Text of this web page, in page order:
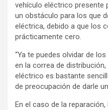
vehículo eléctrico presente
un obstáculo para los que
eléctrica, debido a que los
prácticamente cero.
“Ya te puedes olvidar de
en la correa de
eléctrico es bastante
de preocupación de darle
En el caso de la